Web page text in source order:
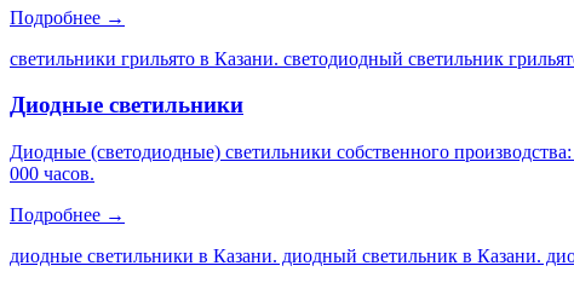
Подробнее →
светильники грильято в Казани. светодиодный светильник
Диодные светильники
Диодные (светодиодные) светильники собственного
000 часов.
Подробнее →
диодные светильники в Казани. диодный светильник в Казани.